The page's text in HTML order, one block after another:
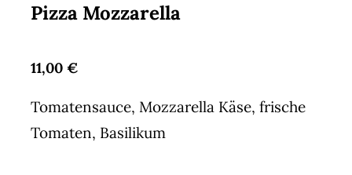
Pizza Mozzarella
11,00 €
Tomatensauce, Mozzarella Käse, frische
Tomaten, Basilikum